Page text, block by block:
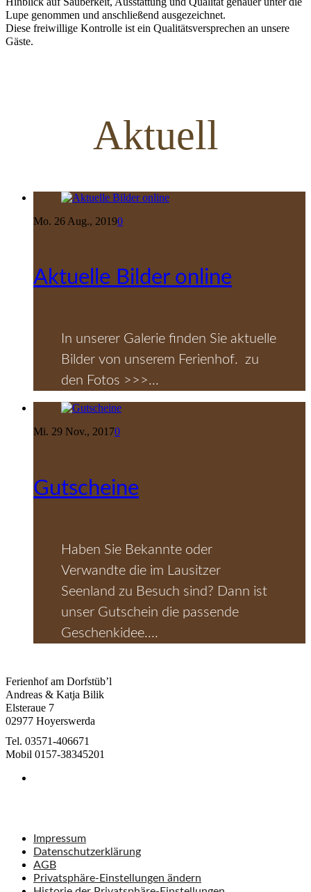
Lupe genommen und anschließend ausgezeichnet.
Diese freiwillige Kontrolle ist ein Qualitätsversprechen an unsere
Gäste.
Aktuell
Mo. 26 Aug., 20190
Aktuelle Bilder online
In unserer Galerie finden Sie aktuelle
Bilder von unserem Ferienhof. zu
den Fotos >>>...
Mi. 29 Nov., 20170
Gutscheine
Haben Sie Bekannte oder
Verwandte die im Lausitzer
Seenland zu Besuch sind? Dann ist
unser Gutschein die passende
Geschenkidee....
Ferienhof am Dorfstüb’l
Andreas & Katja Bilik
Elsteraue 7
02977 Hoyerswerda
Tel. 03571-406671
Mobil 0157-38345201
Impressum
Datenschutzerklärung
AGB
Privatsphäre-Einstellungen ändern